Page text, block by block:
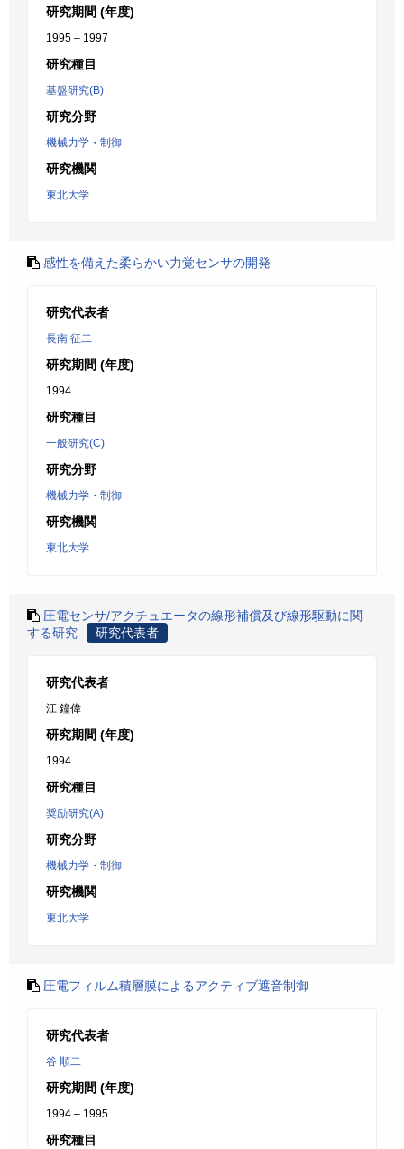
研究期間 (年度)
1995 – 1997
研究種目
基盤研究(B)
研究分野
機械力学・制御
研究機関
東北大学
感性を備えた柔らかい力覚センサの開発
研究代表者
長南 征二
研究期間 (年度)
1994
研究種目
一般研究(C)
研究分野
機械力学・制御
研究機関
東北大学
圧電センサ/アクチュエータの線形補償及び線形駆動に関
する研究
研究代表者
研究代表者
江 鐘偉
研究期間 (年度)
1994
研究種目
奨励研究(A)
研究分野
機械力学・制御
研究機関
東北大学
圧電フィルム積層膜によるアクティブ遮音制御
研究代表者
谷 順二
研究期間 (年度)
1994 – 1995
研究種目